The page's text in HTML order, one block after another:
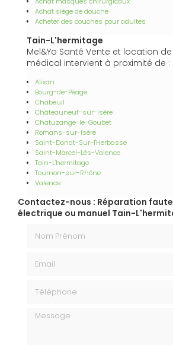
Achat siège de douche
Acheter des couches pour adultes
Tain-L'hermitage
Mel&Yo Santé Vente et location
médical intervient à proximité de :
Alixan
Bourg-de-Péage
Chabeuil
Châteauneuf-sur-Isère
Chatuzange-le-Goubet
Romans-sur-Isère
Saint-Donat-Sur-l'Herbasse
Saint-Marcel-Lès-Valence
Tain-L'hermitage
Tournon-sur-Rhône
Valence
Contactez-nous : Réparation
électrique ou manuel Tain-
Message